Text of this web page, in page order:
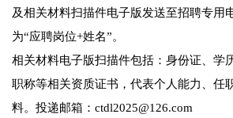
及相关材料扫描件电子版发送至招聘专用
为“应聘岗位+姓名”。
相关材料电子版扫描件包括：身份证、学
职称等相关资质证书，代表个人能力、任
料。投递邮箱：ctdl2025@126.com